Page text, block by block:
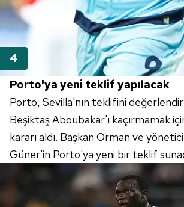
Porto'ya yeni teklif yapılacak
Porto, Sevilla'nın teklifini
Beşiktaş Aboubakar'ı kaçırmamak
kararı aldı. Başkan Orman ve
Güner'in Porto'ya yeni bir teklif